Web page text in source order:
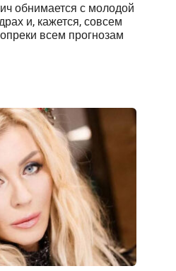
обнимается с молодой
и, кажется, совсем
всем прогнозам